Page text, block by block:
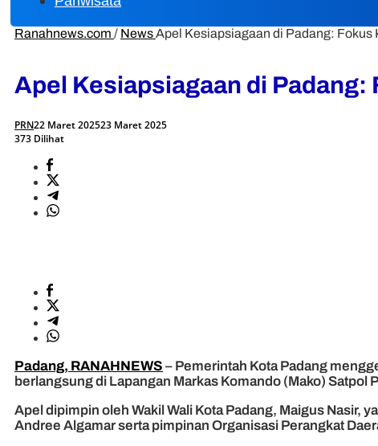
Ranahnews.com / NewsApel Kesiapsiagaan di Padang:
Apel Kesiapsiagaan di
PRN22 Maret 202523 Maret 2025
373 Dilihat
Padang, RANAHNEWS – Pemerintah Kota Padang
berlangsung di Lapangan Markas Komando (Mako)
Apel dipimpin oleh Wakil Wali Kota Padang, Maigus Nasir,
Andree Algamar serta pimpinan Organisasi Perangkat